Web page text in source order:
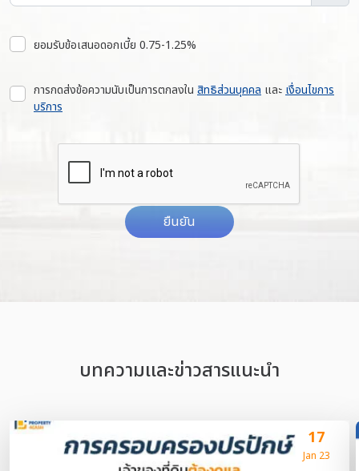
ยอมรับข้อเสนอดอกเบี้ย 0.75-1.25%
การกดส่งข้อความนับเป็นการตกลงใน สิทธิส่วนบุคคล และ เงื่อนไขการ
บริการ
ยืนยัน
บทความเเละข่าวสารแนะนำ
17
Jan 23